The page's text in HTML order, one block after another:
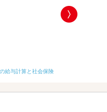
給与計算と社会保険